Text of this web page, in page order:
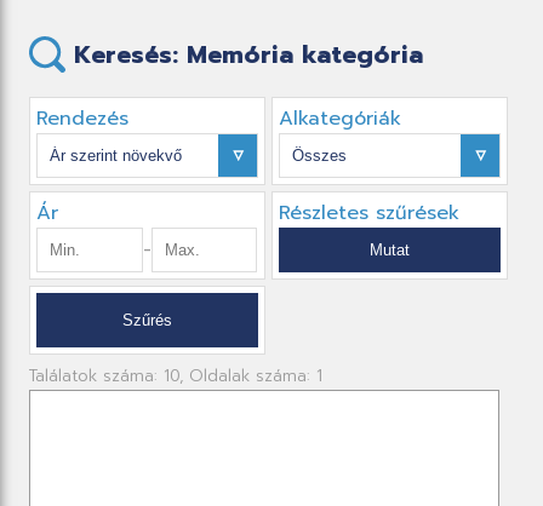
Keresés: Memória kategória
Rendezés Alkategóriák
Ár
-
Részletes szűrések
Találatok száma: 10, Oldalak száma: 1